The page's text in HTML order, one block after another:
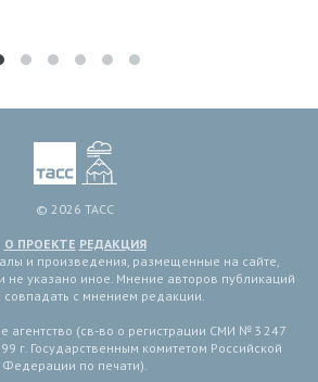
© 2026 ТАСС
О ПРОЕКТЕ РЕДАКЦИЯ
и произведения, размещенные на сайте,
не указано иное. Мнение авторов публикаций
совпадать с мнением редакции.
агентство (св-во о регистрации СМИ № 3 247
г. Государственным комитетом Российской
Федерации по печати).